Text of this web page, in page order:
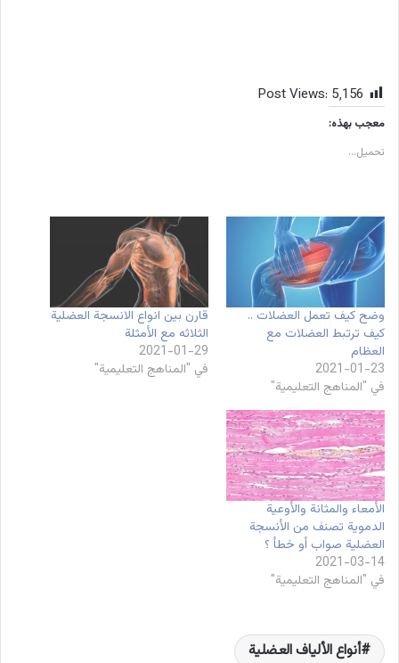
Post Views: 5٬156
معجب بهذه:
تحميل...
وضح كيف تعمل العضلات ..
كيف ترتبط العضلات مع
العظام
2021-01-23
في "المناهج التعليمية"
قارن بين انواع الانسجة العضلية
الثلاثه مع الأمثلة
2021-01-29
في "المناهج التعليمية"
الأمعاء والمثانة والأوعية
الدموية تصنف من الأنسجة
العضلية صواب أو خطأ ؟
2021-03-14
في "المناهج التعليمية"
أنواع الألياف العضلية